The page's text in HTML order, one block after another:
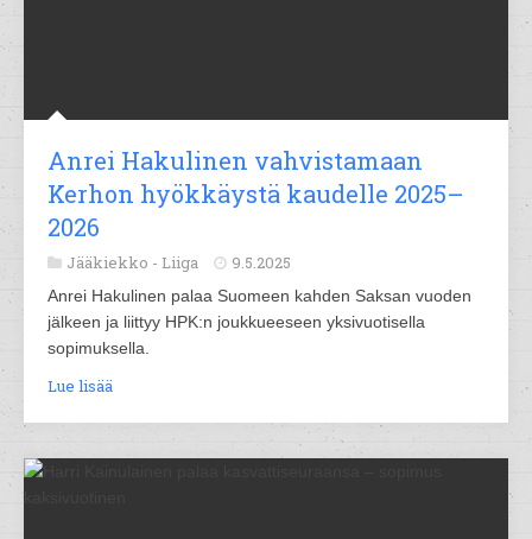
Anrei Hakulinen vahvistamaan
Kerhon hyökkäystä kaudelle 2025–
2026
Jääkiekko - Liiga 9.5.2025
Anrei Hakulinen palaa Suomeen kahden Saksan vuoden
jälkeen ja liittyy HPK:n joukkueeseen yksivuotisella
sopimuksella.
Lue lisää